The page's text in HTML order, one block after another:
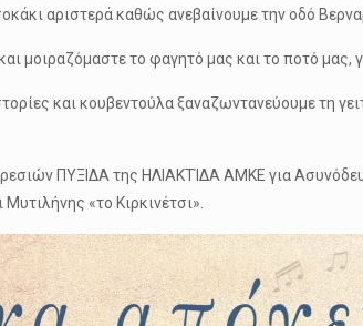
αριστερά καθώς ανεβαίνουμε την οδό
μοιραζόμαστε το φαγητό μας και το ποτό
και κουβεντούλα ξαναζωντανεύουμε τη
ΠΥΞΙΔΑ της ΗΛΙΑΚΤΊΔΑ ΑΜΚΕ για
«το Κιρκινέτσι».